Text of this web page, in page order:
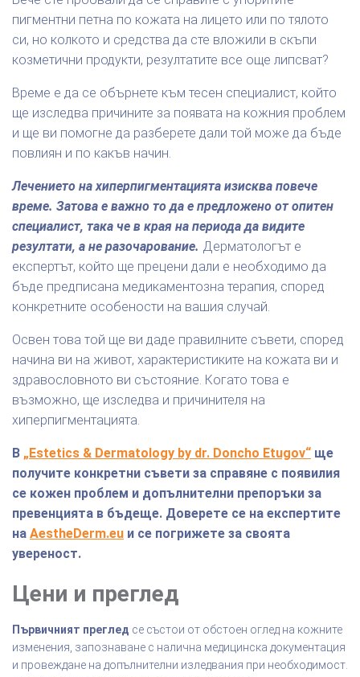
пигментни петна по кожата на лицето или по тялото
си, но колкото и средства да сте вложили в скъпи
козметични продукти, резултатите все още липсват?
Време е да се обърнете към тесен специалист, който
ще изследва причините за появата на кожния проблем
и ще ви помогне да разберете дали той може да бъде
повлиян и по какъв начин.
Лечението на хиперпигментацията изисква повече
време. Затова е важно то да е предложено от опитен
специалист, така че в края на периода да видите
резултати, а не разочарование. Дерматологът е
експертът, който ще прецени дали е необходимо да
бъде предписана медикаментозна терапия, според
конкретните особености на вашия случай.
Освен това той ще ви даде правилните съвети, според
начина ви на живот, характеристиките на кожата ви и
здравословното ви състояние. Когато това е
възможно, ще изследва и причинителя на
хиперпигментацията.
В „Estetics & Dermatology by dr. Doncho Etugov“ ще
получите конкретни съвети за справяне с появилия
се кожен проблем и допълнителни препоръки за
превенцията в бъдеще. Доверете се на експертите
на AestheDerm.eu и се погрижете за своята
увереност.
Цени и преглед
Първичният преглед се състои от обстоен оглед на кожните
изменения, запознаване с налична медицинска документация
и провеждане на допълнителни изледвания при необходимост.